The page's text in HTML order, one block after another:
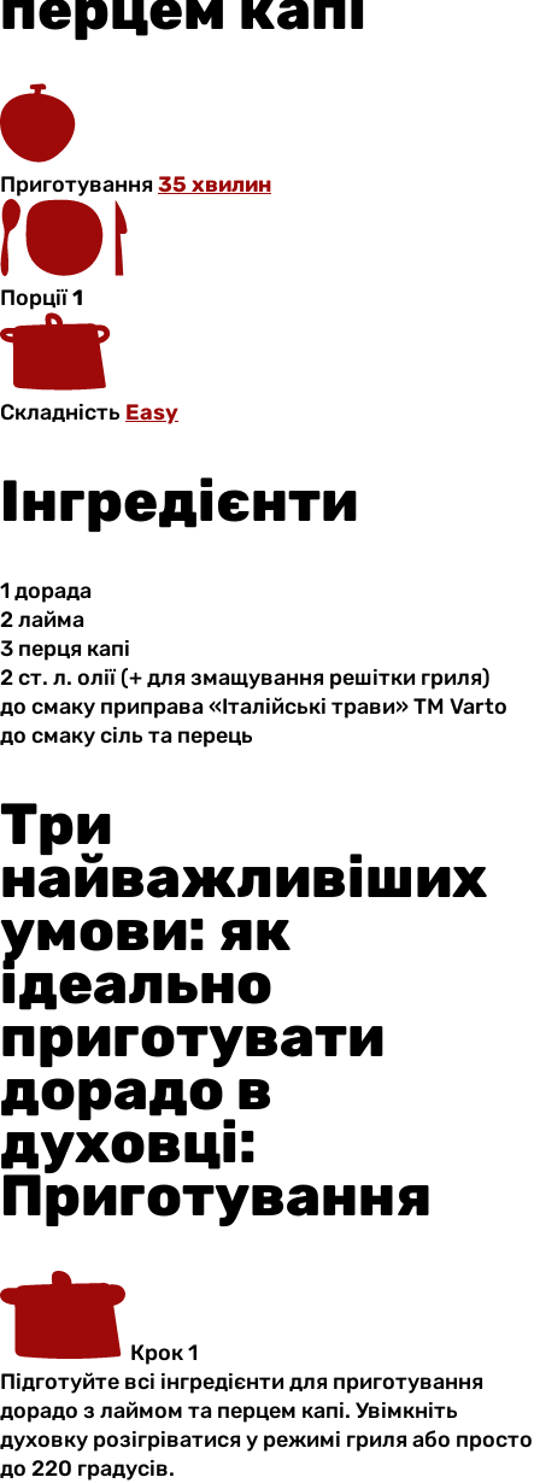
Приготування35 хвилин
Порції1
Складність Easy
Інгредієнти
1 дорада
2 лайма
3 перця капі
2 ст. л. олії (+ для змащування решітки гриля)
до смаку приправа«Італійські трави» ТМ Varto
до смакусіль та перець
Три
найважливіших
умови: як
ідеально
приготувати
дорадо в
духовці:
Приготування
Крок 1
Підготуйте всі інгредієнти для приготування
дорадо з лаймом та перцем капі. Увімкніть
духовку розігріватися у режимі гриля або просто
до 220 градусів.